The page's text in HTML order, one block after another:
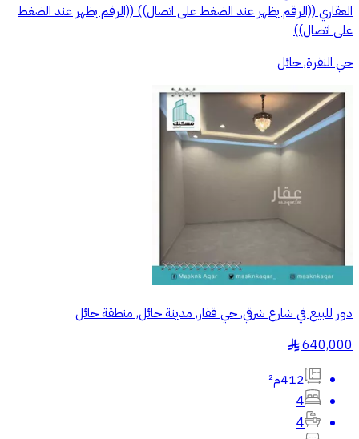
العقاري ((الرقم يظهر عند الضغط على اتصال)) ((الرقم يظهر عند الضغط
على اتصال))
حي النقرة, حائل
دور للبيع في شارع شرقي, حي قفار, مدينة حائل, منطقة حائل
640,000
§
412م²
4
4